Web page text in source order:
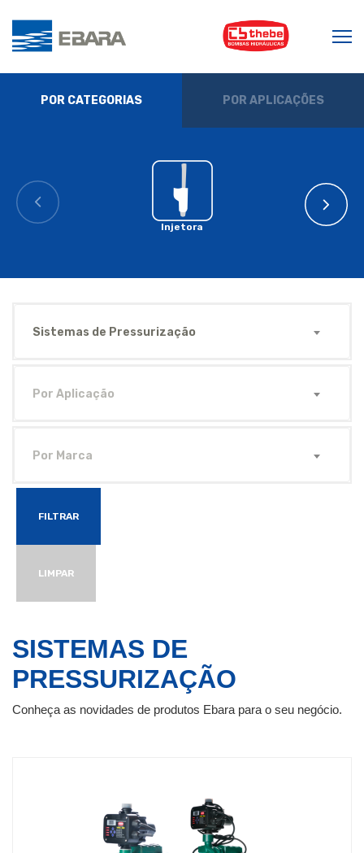
POR CATEGORIAS POR APLICAÇÕES
Injetora
Sistemas de Pressurização
Por Aplicação
Por Marca
FILTRAR
LIMPAR
SISTEMAS DE
PRESSURIZAÇÃO
Conheça as novidades de produtos Ebara para o seu negócio.